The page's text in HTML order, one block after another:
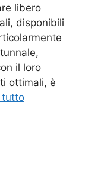
libero
disponibili
il loro
ottimali, è
tutto